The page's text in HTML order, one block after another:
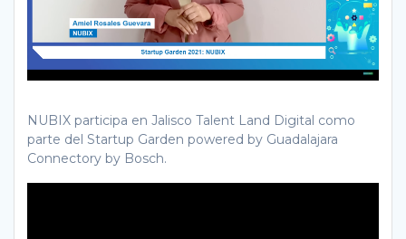
NUBIX participa en Jalisco Talent Land Digital como
parte del Startup Garden powered by Guadalajara
Connectory by Bosch.